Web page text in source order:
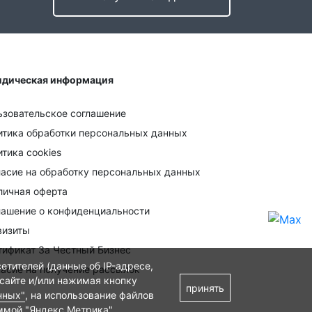
информация
соглашение
обработки персональных данных
cookies
на обработку персональных данных
оферта
о конфиденциальности
За Честный Бизнес
на получение рассылок
(данные об IP-адресе,
и/или нажимая кнопку
, на использование файлов
"Яндекс.Метрика"
принять